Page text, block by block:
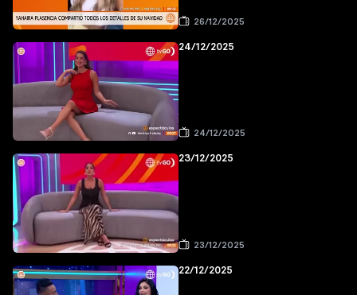
26/12/2025
24/12/2025
24/12/2025
23/12/2025
23/12/2025
22/12/2025